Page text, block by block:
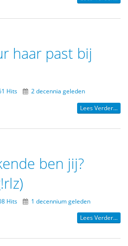
haar past bij
Hits 2 decennia geleden
Lees Verder...
ben jij?
Hits 1 decennium geleden
Lees Verder...